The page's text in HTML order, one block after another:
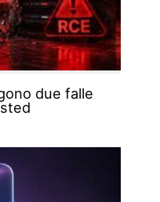
due falle